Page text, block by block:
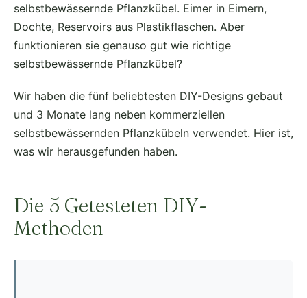
selbstbewässernde Pflanzkübel. Eimer in Eimern,
Dochte, Reservoirs aus Plastikflaschen. Aber
funktionieren sie genauso gut wie richtige
selbstbewässernde Pflanzkübel?
Wir haben die fünf beliebtesten DIY-Designs gebaut
und 3 Monate lang neben kommerziellen
selbstbewässernden Pflanzkübeln verwendet. Hier ist,
was wir herausgefunden haben.
Die 5 Getesteten DIY-
Methoden